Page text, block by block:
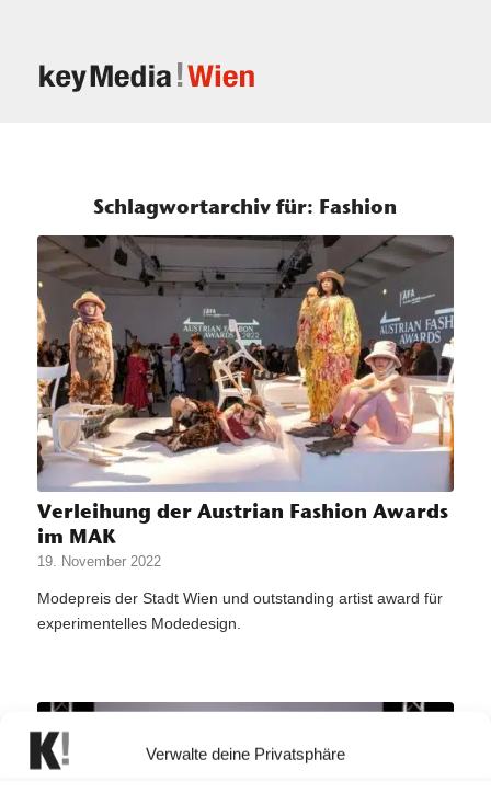
Verwalte deine Privatsphäre
Schlagwortarchiv für: Fashion
Verleihung der Austrian Fashion Awards
im MAK
19. November 2022
Modepreis der Stadt Wien und outstanding artist award für
experimentelles Modedesign.